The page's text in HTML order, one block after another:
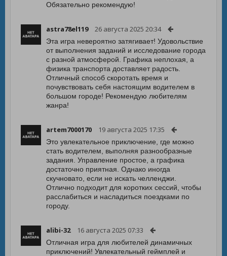
Обязательно рекомендую!
astra78el119 26 августа 2025 20:34
Эта игра невероятно затягивает! Удовольствие
от выполнения заданий и исследование города
с разной атмосферой. Графика неплохая, а
физика транспорта доставляет радость.
Отличный способ скоротать время и
почувствовать себя настоящим водителем в
большом городе! Рекомендую любителям
жанра!
artem7000170 19 августа 2025 17:35
Это увлекательное приключение, где можно
стать водителем, выполняя разнообразные
задания. Управление простое, а графика
достаточно приятная. Однако иногда
скучновато, если не искать челленджи.
Отлично подходит для коротких сессий, чтобы
расслабиться и насладиться поездками по
городу.
alibi-32 16 августа 2025 07:33
Отличная игра для любителей динамичных
приключений! Увлекательный геймплей и